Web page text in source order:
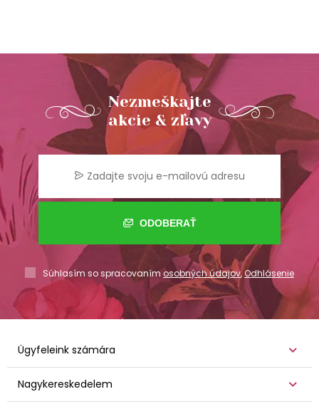
Nezmeškajte
akcie & zľavy
ODOBERAŤ
Súhlasím so spracovaním osobných údajov,Odhlásenie
Ügyfeleink számára
Nagykereskedelem